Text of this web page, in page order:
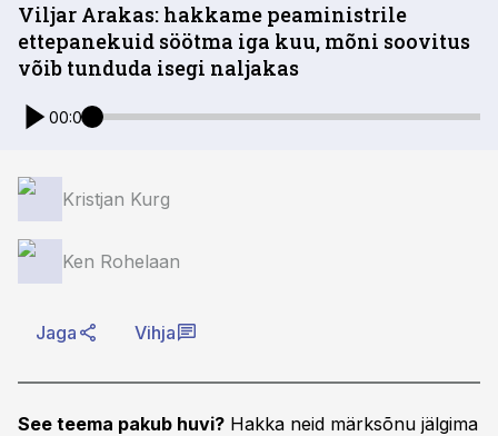
Viljar Arakas: hakkame peaministrile
ettepanekuid söötma iga kuu, mõni soovitus
võib tunduda isegi naljakas
00:00
Kristjan Kurg
Ken Rohelaan
Jaga Vihja
See teema pakub huvi? Hakka neid märksõnu jälgima